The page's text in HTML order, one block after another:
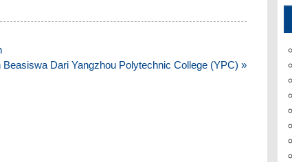
Dari Yangzhou Polytechnic College (YPC) »